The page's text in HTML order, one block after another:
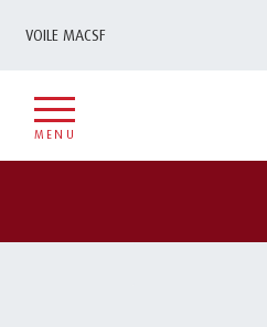
VOILE MACSF
MENU